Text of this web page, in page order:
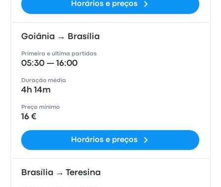
Horários e preços
Goiânia → Brasília
Primeira e última partidas
05:30 — 16:00
Duração média
4h 14m
Preço mínimo
16 €
Horários e preços
Brasília → Teresina